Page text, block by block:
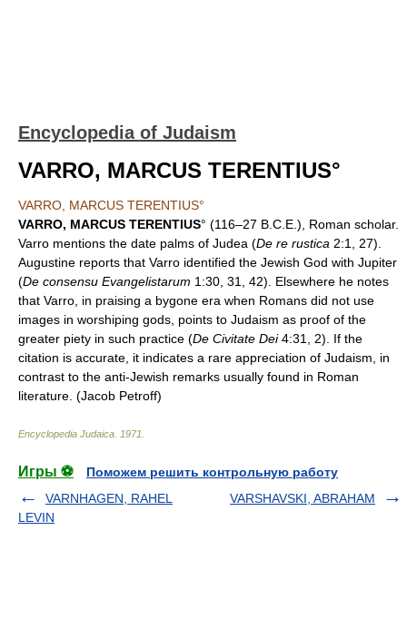
Encyclopedia of Judaism
VARRO, MARCUS TERENTIUS°
VARRO, MARCUS TERENTIUS°
VARRO, MARCUS TERENTIUS° (116–27 B.C.E.), Roman scholar.
Varro mentions the date palms of Judea (De re rustica 2:1, 27).
Augustine reports that Varro identified the Jewish God with Jupiter
(De consensu Evangelistarum 1:30, 31, 42). Elsewhere he notes
that Varro, in praising a bygone era when Romans did not use
images in worshiping gods, points to Judaism as proof of the
greater piety in such practice (De Civitate Dei4:31, 2). If the
citation is accurate, it indicates a rare appreciation of Judaism, in
contrast to the anti-Jewish remarks usually found in Roman
literature. (Jacob Petroff)
Encyclopedia Judaica 1971
Игры ⚽
Поможем решить контрольную работу
VARNHAGEN, RAHEL
LEVIN
VARSHAVSKI, ABRAHAM